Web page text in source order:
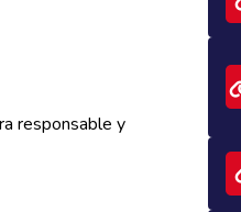
responsable y